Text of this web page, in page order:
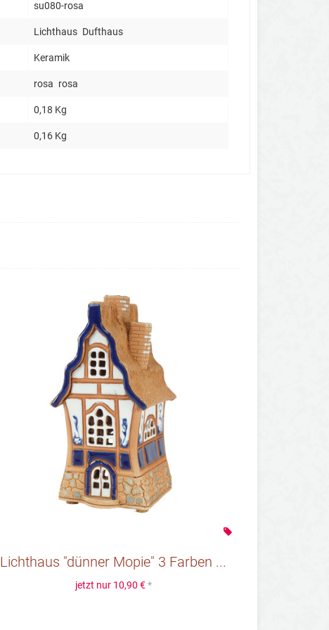
su080-rosa
Lichthaus Dufthaus
Keramik
rosa rosa
0,18 Kg
0,16 Kg
Lichthaus "dünner Mopie" 3 Farben ...
jetzt nur 10,90 € *